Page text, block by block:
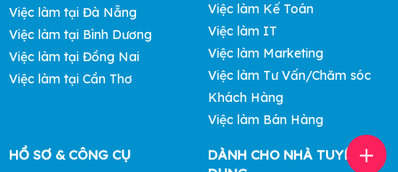
Việc làm tại Đà Nẵng
Việc làm tại Bình Dương
Việc làm tại Đồng Nai
Việc làm tại Cần Thơ
Việc làm Kế Toán
Việc làm IT
Việc làm Marketing
Việc làm Tư Vấn/Chăm sóc
Khách Hàng
Việc làm Bán Hàng
HỒ SƠ & CÔNG CỤ
DÀNH CHO NHÀ TUYỂN